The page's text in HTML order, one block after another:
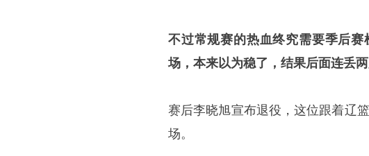
不过常规赛的热血终究需要季后
场，本来以为稳了，结果后面连丢两
赛后李晓旭宣布退役，这位跟着辽
场。